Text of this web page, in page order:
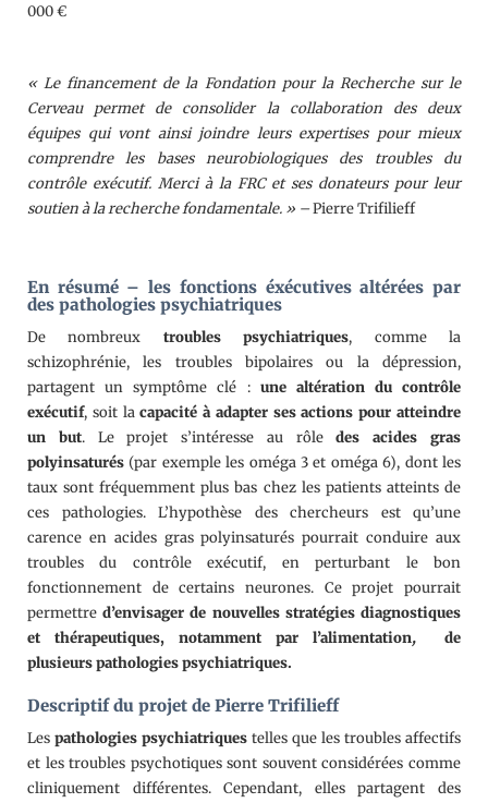
000 €
« Le financement de la Fondation pour la Recherche sur le
Cerveau permet de consolider la collaboration des deux
équipes qui vont ainsi joindre leurs expertises pour mieux
comprendre les bases neurobiologiques des troubles du
contrôle exécutif. Merci à la FRC et ses donateurs pour leur
soutien à la recherche fondamentale. » –Pierre Trifilieff
En résumé – les fonctions éxécutives altérées par
des pathologies psychiatriques
De nombreux troubles psychiatriques, comme la
schizophrénie, les troubles bipolaires ou la dépression,
partagent un symptôme clé : une altération du contrôle
exécutif, soit lacapacité à adapter ses actions pour atteindre
un but. Le projet s’intéresse au rôledes acides gras
polyinsaturés (par exemple les oméga 3 et oméga 6), dont les
taux sont fréquemment plus bas chez les patients atteints de
ces pathologies. L’hypothèse des chercheurs est qu’une
carence en acides gras polyinsaturés pourrait conduire aux
troubles du contrôle exécutif, en perturbant le bon
fonctionnement de certains neurones. Ce projet pourrait
permettred’envisager de nouvelles stratégies diagnostiques
et thérapeutiques, notamment par l’alimentation,
de
plusieurs pathologies psychiatriques.
Descriptif du projet de Pierre Trifilieff
Les pathologies psychiatriques telles que les troubles affectifs
et les troubles psychotiques sont souvent considérées comme
cliniquement différentes. Cependant, elles partagent des